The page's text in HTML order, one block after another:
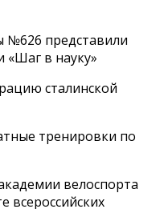
представили
«Шаг в науку»
сталинской
тренировки по
велоспорта
всероссийских